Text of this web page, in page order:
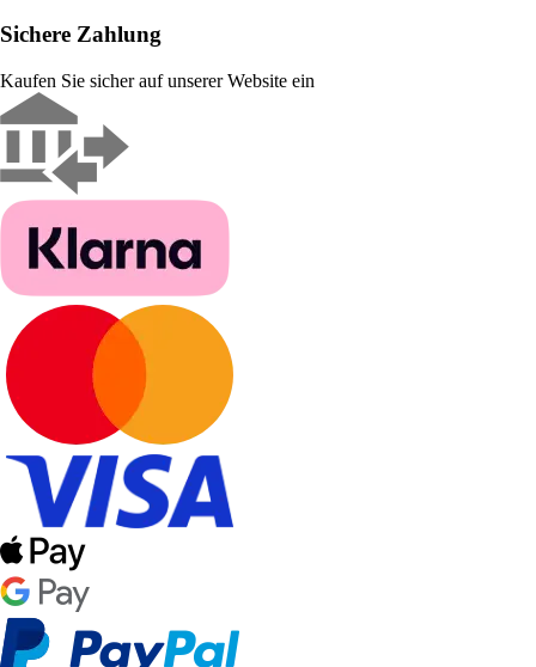
Sichere Zahlung
Kaufen Sie sicher auf unserer Website ein